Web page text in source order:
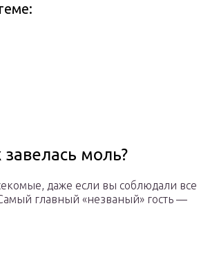
моль?
даже если вы соблюдали все
главный «незваный» гость —